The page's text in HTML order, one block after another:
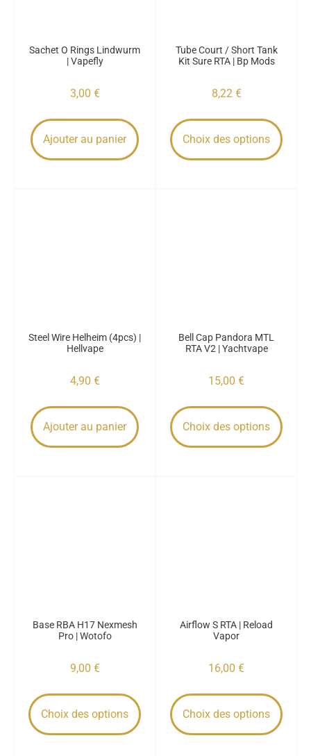
Sachet O Rings Lindwurm
| Vapefly
3,00 €
Ajouter au panier
Tube Court / Short Tank
Kit Sure RTA | Bp Mods
8,22 €
Choix des options
Steel Wire Helheim (4pcs) |
Hellvape
4,90 €
Ajouter au panier
Bell Cap Pandora MTL
RTA V2 | Yachtvape
15,00 €
Choix des options
Base RBA H17 Nexmesh
Pro | Wotofo
9,00 €
Choix des options
Airflow S RTA | Reload
Vapor
16,00 €
Choix des options